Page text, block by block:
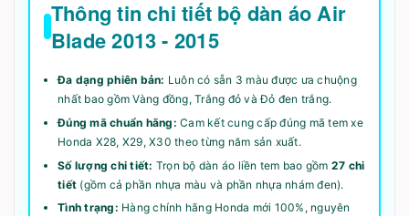
Thông tin chi tiết bộ dàn áo Air
Blade 2013 - 2015
Đa dạng phiên bản: Luôn có sẵn 3 màu được ưa chuộng
nhất bao gồm Vàng đồng, Trắng đỏ và Đỏ đen trắng.
Đúng mã chuẩn hãng: Cam kết cung cấp đúng mã tem xe
Honda X28, X29, X30 theo từng năm sản xuất.
Số lượng chi tiết: Trọn bộ dàn áo liền tem bao gồm 27 chi
tiết (gồm cả phần nhựa màu và phần nhựa nhám đen).
Tình trạng: Hàng chính hãng Honda mới 100%, nguyên